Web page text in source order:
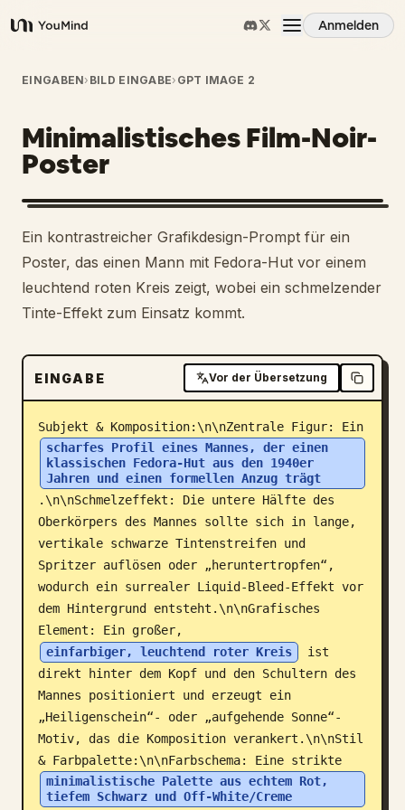
YouMind
Anmelden
Übersicht
Anwendungsfälle
Fähigkeiten
Prompts
Preise
Download
Blog
Updates
EINGABEN› BILD EINGABE› GPT IMAGE 2
Minimalistisches Film-Noir-
Poster
Ein kontrastreicher Grafikdesign-Prompt für ein
Poster, das einen Mann mit Fedora-Hut vor einem
leuchtend roten Kreis zeigt, wobei ein schmelzender
Tinte-Effekt zum Einsatz kommt.
EINGABE Vor der Übersetzung
scharfes Profil eines Mannes, der einen
klassischen Fedora-Hut aus den 1940er
Jahren und einen formellen Anzug trägt
.\n\nSchmelzeffekt: Die untere Hälfte des
Oberkörpers des Mannes sollte sich in lange,
vertikale schwarze Tintenstreifen und
Spritzer auflösen oder „heruntertropfen“,
wodurch ein surrealer Liquid-Bleed-Effekt vor
dem Hintergrund entsteht.\n\nGrafisches
Element: Ein großer,
einfarbiger, leuchtend roter Kreis
ist
direkt hinter dem Kopf und den Schultern des
Mannes positioniert und erzeugt ein
„Heiligenschein“- oder „aufgehende Sonne“-
Motiv, das die Komposition verankert.\n\nStil
& Farbpalette:\n\nFarbschema: Eine strikte
minimalistische Palette aus echtem Rot,
tiefem Schwarz und Off-White/Creme